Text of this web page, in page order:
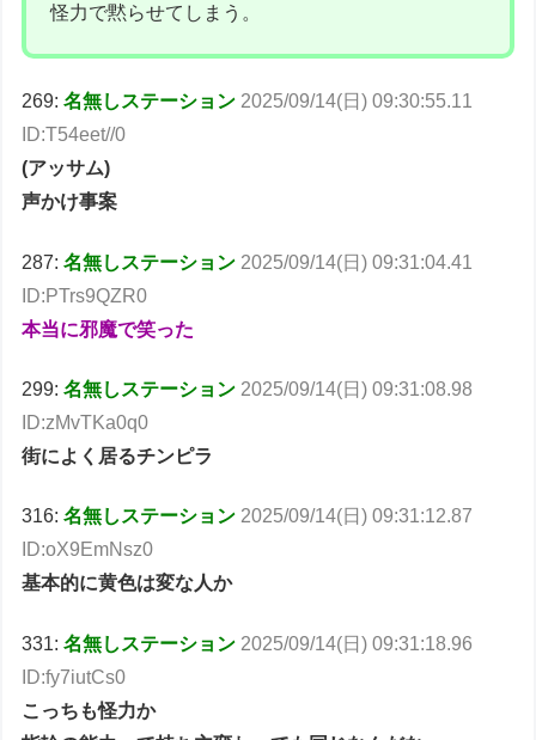
怪力で黙らせてしまう。
269:名無しステーション 2025/09/14(日) 09:30:55.11
ID:T54eet//0
(アッサム)
声かけ事案
287:名無しステーション 2025/09/14(日) 09:31:04.41
ID:PTrs9QZR0
本当に邪魔で笑った
299:名無しステーション 2025/09/14(日) 09:31:08.98
ID:zMvTKa0q0
街によく居るチンピラ
316:名無しステーション 2025/09/14(日) 09:31:12.87
ID:oX9EmNsz0
基本的に黄色は変な人か
331:名無しステーション 2025/09/14(日) 09:31:18.96
ID:fy7iutCs0
こっちも怪力か